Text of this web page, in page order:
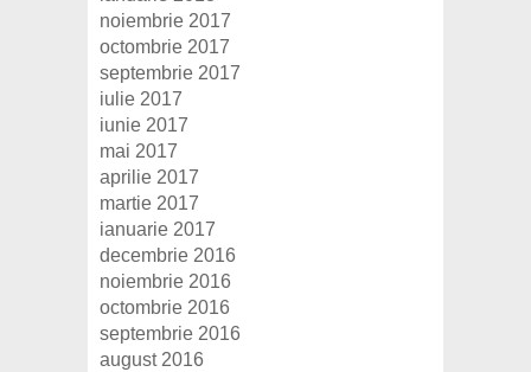
noiembrie 2017
octombrie 2017
septembrie 2017
iulie 2017
iunie 2017
mai 2017
aprilie 2017
martie 2017
ianuarie 2017
decembrie 2016
noiembrie 2016
octombrie 2016
septembrie 2016
august 2016